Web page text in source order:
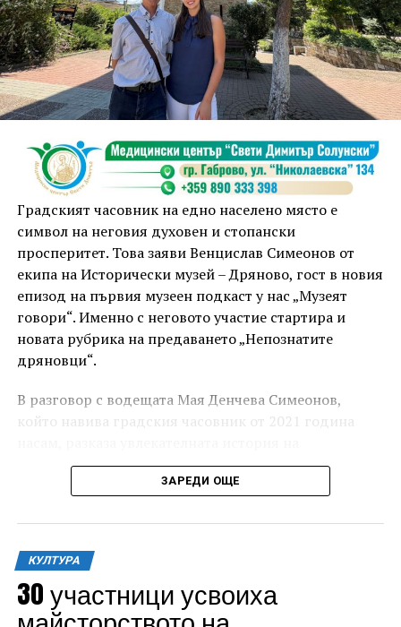
общи ценности, доверие и желание да градят
заедно. „Днес показваме модел, който дава шанс на
истинското партньорство. Във време, когато сякаш е
модерно да се разделяме, ние показваме, че два
значими за културата, индустрията и обществените
инициативи български града могат да вървят
заедно“, коментира тя.
ресурси. То ще предостави възможност на
развитие, привличане на хора и инвестиции“,
допълни още Христова.
че партньорството между Габрово и Велико
Търново има своите здрави основи, изграждани
през годините чрез съвместни проекти и
инициативи в различни сфери.
Градският часовник на едно населено място е
символ на неговия духовен и стопански
просперитет. Това заяви Венцислав Симеонов от
екипа на Исторически музей – Дряново, гост в новия
епизод на първия музеен подкаст у нас „Музеят
говори“. Именно с неговото участие стартира и
новата рубрика на предаването „Непознатите
дряновци“.
В разговор с водещата Мая Денчева Симеонов,
който навива градския часовник от 2021 година
часовниковия механизъм и на часовниковата кула в
града, от появата им през Възраждането, през
ЗАРЕДИ ОЩЕ
КУЛТУРА
30 участници усвоиха